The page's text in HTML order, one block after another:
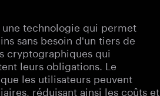
technologie qui permet
sans besoin d'un tiers de
cryptographiques qui
leurs obligations. Le
les utilisateurs peuvent
réduisant ainsi les coûts et